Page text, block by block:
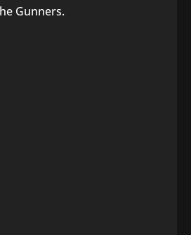
Gunners.